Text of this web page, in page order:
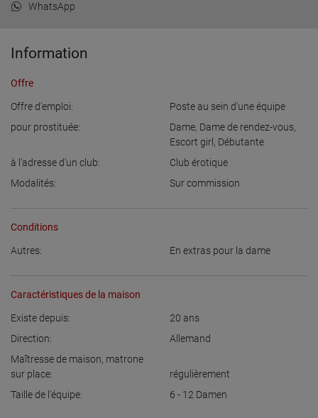
WhatsApp
Information
Offre
Offre d'emploi:
Poste au sein d'une équipe
pour prostituée:
Dame, Dame de rendez-vous,
Escort girl , Débutante
à l'adresse d'un club:
Club érotique
Modalités:
Sur commission
Conditions
Autres: En extras pour la dame
Caractéristiques de la maison
Existe depuis: 20 ans
Direction:
Allemand
Maîtresse de maison, matrone
sur place:
régulièrement
Taille de l'équipe:
6 - 12 Damen